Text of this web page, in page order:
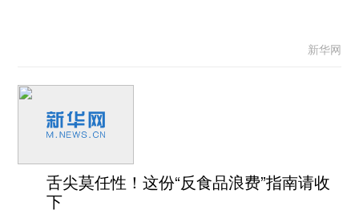
新华网
舌尖莫任性！这份“反食品浪费”指南请收
下